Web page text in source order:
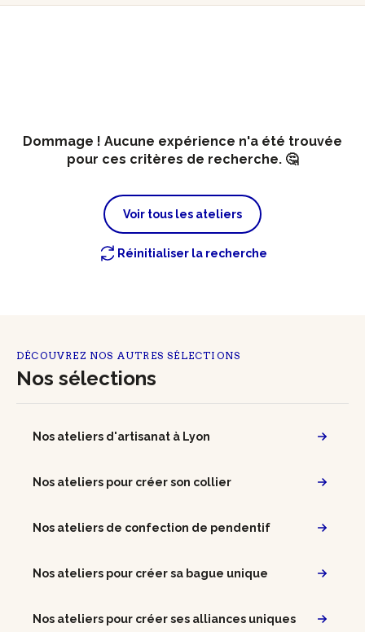
Date Créneau horaire
Dommage ! Aucune expérience n'a été trouvée
pour ces critères de recherche. 🤔
Voir tous les ateliers
Réinitialiser la recherche
DÉCOUVREZ NOS AUTRES SÉLECTIONS
Nos sélections
Nos ateliers d'artisanat à Lyon
Nos ateliers pour créer son collier
Nos ateliers de confection de pendentif
Nos ateliers pour créer sa bague unique
Nos ateliers pour créer ses alliances uniques